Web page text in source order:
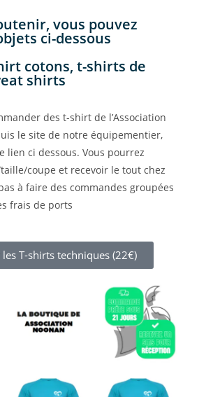
vous pouvez
ci-dessous
cotons, t-shirts de
shirts
des t-shirt de l’Association
le site de notre équipementier,
lien ci dessous. Vous pourrez
coupe et recevoir le tout chez
à faire des commandes groupées
frais de ports
T-shirts techniques (22€)